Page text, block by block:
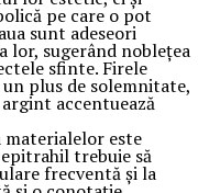
pe care o pot
sunt adeseori
lor, sugerând noblețea
sfinte. Firele
plus de solemnitate,
accentuează
materialelor este
trebuie să
frecventă și la